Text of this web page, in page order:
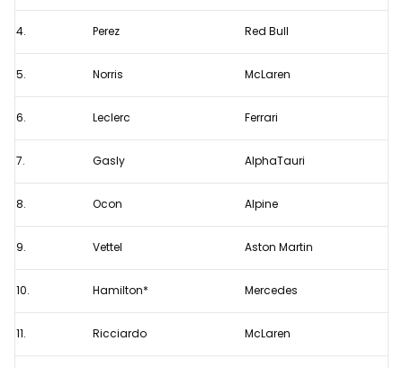
2021
na
4. Perez Red Bull
5. Norris McLaren
6. Leclerc Ferrari
7. Gasly AlphaTauri
8. Ocon Alpine
9. Vettel Aston Martin
10. Hamilton* Mercedes
11. Ricciardo McLaren